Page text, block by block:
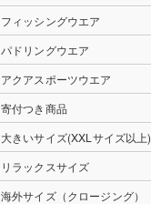
フィッシングウエア
パドリングウエア
アクアスポーツウエア
寄付つき商品
大きいサイズ(XXLサイズ以上)
リラックスサイズ
海外サイズ（クロージング）